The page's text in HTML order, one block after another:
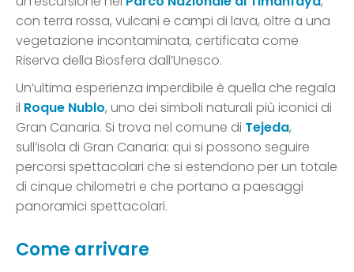
con terra rossa, vulcani e campi di lava, oltre a una
vegetazione incontaminata, certificata come
Riserva della Biosfera dall’Unesco.
Un’ultima esperienza imperdibile è quella che regala
il Roque Nublo, uno dei simboli naturali più iconici di
Gran Canaria. Si trova nel comune di Tejeda,
sull’isola di Gran Canaria: qui si possono seguire
percorsi spettacolari che si estendono per un totale
di cinque chilometri e che portano a paesaggi
panoramici spettacolari.
Come arrivare